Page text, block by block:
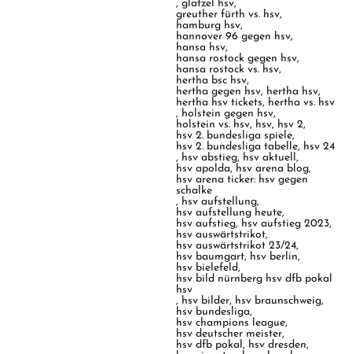
,glatzel hsv,
greuther fürth vs. hsv,
hamburg hsv,
hannover 96 gegen hsv,
hansa hsv,
hansa rostock gegen hsv,
hansa rostock vs. hsv,
hertha bsc hsv,
hertha gegen hsv, hertha hsv,
hertha hsv tickets, hertha vs. hsv
, holstein gegen hsv,
holstein vs. hsv, hsv, hsv 2,
hsv 2. bundesliga spiele,
hsv 2. bundesliga tabelle, hsv 24
, hsv abstieg, hsv aktuell,
hsv apolda, hsv arena blog,
hsv arena ticker: hsv gegen
schalke
, hsv aufstellung,
hsv aufstellung heute,
hsv aufstieg, hsv aufstieg 2023,
hsv auswärtstrikot,
hsv auswärtstrikot 23/24,
hsv baumgart, hsv berlin,
hsv bielefeld,
hsv bild nürnberg hsv dfb pokal
hsv
, hsv bilder, hsv braunschweig,
hsv bundesliga,
hsv champions league,
hsv deutscher meister,
hsv dfb pokal, hsv dresden,